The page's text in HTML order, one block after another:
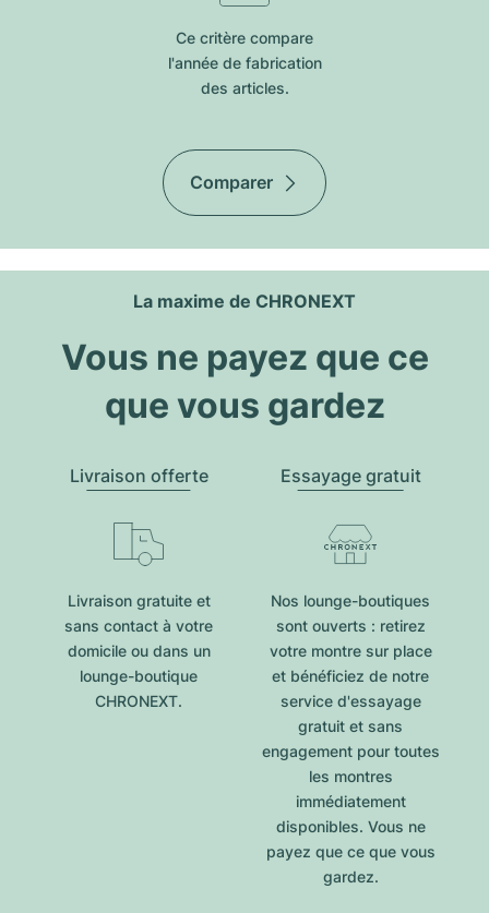
Ce critère compare
l'année de fabrication
des articles.
Comparer
La maxime de CHRONEXT
Vous ne payez que ce
que vous gardez
Livraison offerte
Livraison gratuite et
sans contact à votre
domicile ou dans un
lounge-boutique
CHRONEXT.
Essayage gratuit
Nos lounge-boutiques
sont ouverts : retirez
votre montre sur place
et bénéficiez de notre
service d'essayage
gratuit et sans
engagement pour toutes
les montres
immédiatement
disponibles. Vous ne
payez que ce que vous
gardez.